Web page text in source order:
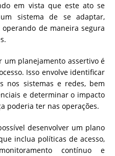
em vista que este ato se
sistema de se adaptar,
de maneira segura
um planejamento assertivo é
Isso envolve identificar
nos sistemas e redes, bem
e determinar o impacto
poderia ter nas operações.
desenvolver um plano
inclua políticas de acesso,
contínuo e